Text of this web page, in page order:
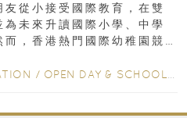
從小接受國際教育，在雙
未來升讀國際小學、中學
，香港熱門國際幼稚園競
/ OPEN DAY & SCHOOL EVENTS